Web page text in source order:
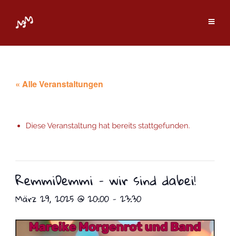
« Alle Veranstaltungen
Diese Veranstaltung hat bereits stattgefunden.
RemmiDemmi – wir sind dabei!
März 29, 2025 @ 20:00 - 23:30